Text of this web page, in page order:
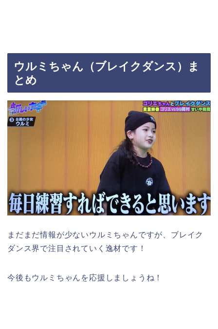
ウルミちゃん（ブレイクダンス）ま
とめ
まだまだ情報が少ないウルミちゃんですが、ブレイク
ダンス界で注目されていく逸材です！
今後もウルミちゃんを応援しましょうね！